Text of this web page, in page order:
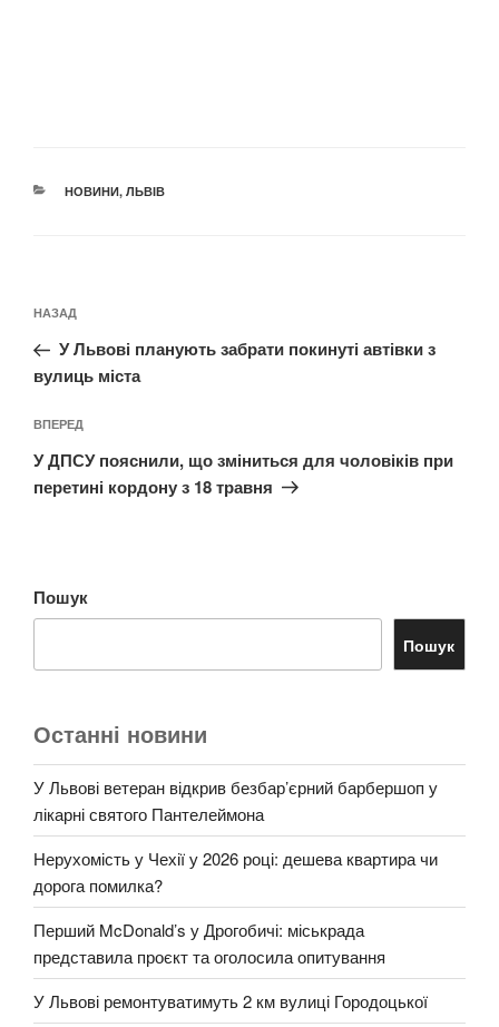
КАТЕГОРІЇ
НОВИНИ, ЛЬВІВ
записів
Попередній
запис:
НАЗАД
У Львові планують забрати покинуті автівки з
вулиць міста
Наступний
запис
ВПЕРЕД
У ДПСУ пояснили, що зміниться для чоловіків при
перетині кордону з 18 травня
Пошук
Пошук
Останні новини
У Львові ветеран відкрив безбар’єрний барбершоп у
лікарні святого Пантелеймона
Нерухомість у Чехії у 2026 році: дешева квартира чи
дорога помилка?
Перший McDonald’s у Дрогобичі: міськрада
представила проєкт та оголосила опитування
У Львові ремонтуватимуть 2 км вулиці Городоцької